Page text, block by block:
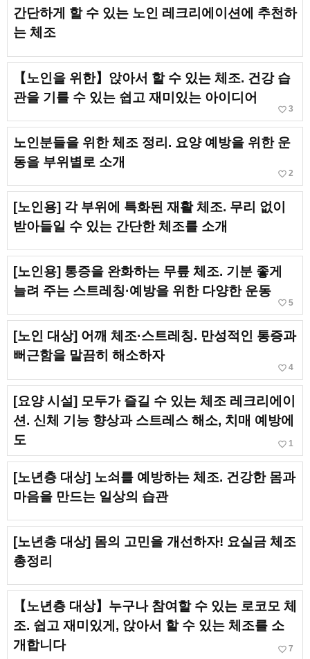
간단하게 할 수 있는 노인 레크리에이션에 추천하
는 체조
【노인을 위한】앉아서 할 수 있는 체조. 건강 습
관을 기를 수 있는 쉽고 재미있는 아이디어
favorite_border 3
노인분들을 위한 체조 정리. 요양 예방을 위한 운
동을 부위별로 소개
favorite_border 2
[노인용] 각 부위에 특화된 재활 체조. 무리 없이
받아들일 수 있는 간단한 체조를 소개
[노인용] 통증을 완화하는 무릎 체조. 기분 좋게
늘려 주는 스트레칭·예방을 위한 다양한 운동
favorite_border 5
[노인 대상] 어깨 체조·스트레칭. 만성적인 통증과
뻐근함을 말끔히 해소하자
favorite_border 4
[요양 시설] 모두가 즐길 수 있는 체조 레크리에이
션. 신체 기능 향상과 스트레스 해소, 치매 예방에
도
favorite_border 1
[노년층 대상] 노쇠를 예방하는 체조. 건강한 몸과
마음을 만드는 일상의 습관
[노년층 대상] 몸의 고민을 개선하자! 요실금 체조
총정리
【노년층 대상】누구나 참여할 수 있는 로코모 체
조. 쉽고 재미있게, 앉아서 할 수 있는 체조를 소
개합니다
favorite_border 7